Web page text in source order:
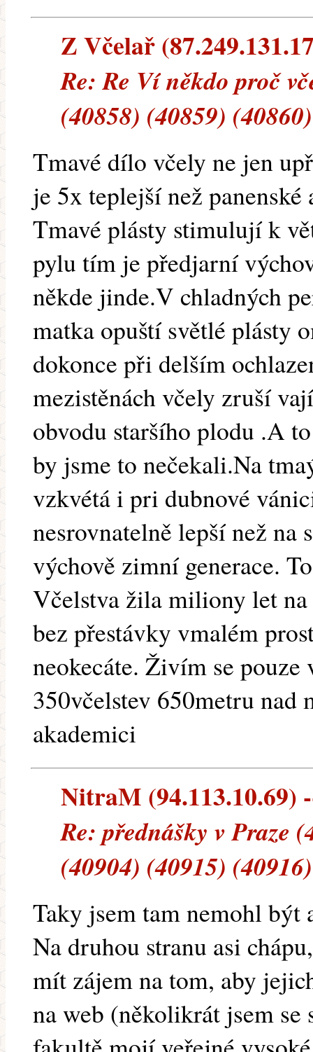
Z Včelař
Re: Re Ví někdo proč
(40858) (40859)
Tmavé dílo včely ne jen
je 5x teplejší než
Tmavé plásty stimulují k
pylu tím je předjarní
někde jinde.V chladných
matka opuští světlé plásty
dokonce při delším
mezistěnách včely zruší
obvodu staršího plodu .A
by jsme to nečekali.Na
vzkvétá i pri dubnové
nesrovnatelně lepší než
výchově zimní generace.
Včelstva žila miliony let
bez přestávky vmalém
neokecáte. Živím se pouze
350včelstev 650metru nad
akademici
NitraM (94.113.10.69)
Re: přednášky v Praze
(40904) (40915) (40916)
Taky jsem tam nemohl být
Na druhou stranu asi
mít zájem na tom, aby
na web (několikrát jsem se